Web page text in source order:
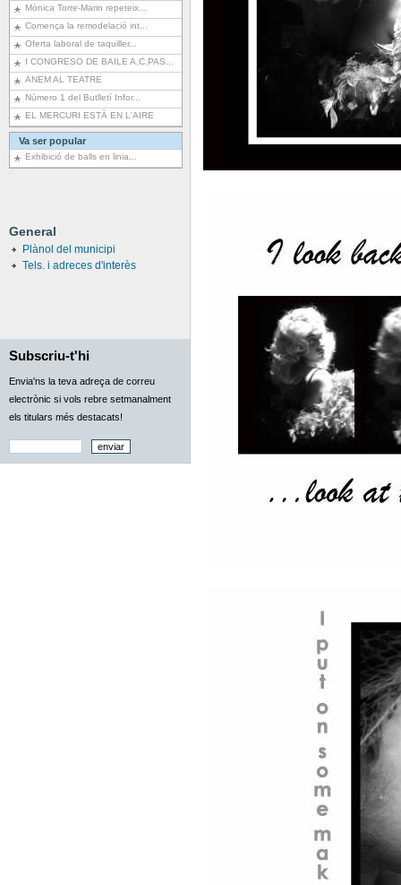
Mònica Torre-Marin repeteix...
Comença la remodelació int...
Oferta laboral de taquiller...
I CONGRESO DE BAILE A.C.PAS...
ANEM AL TEATRE
Número 1 del Butlletí Infor...
EL MERCURI ESTÀ EN L'AIRE
Va ser popular
Exhibició de balls en linia...
General
Plànol del municipi
Tels. i adreces d'interès
Subscriu-t'hi
Envia'ns la teva adreça de correu
electrònic si vols rebre setmanalment
els titulars més destacats!